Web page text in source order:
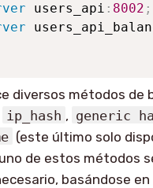
users_api : 8002 ;
diversos métodos de
ip_hash , generic
(este último solo
de estos métodos
basándose